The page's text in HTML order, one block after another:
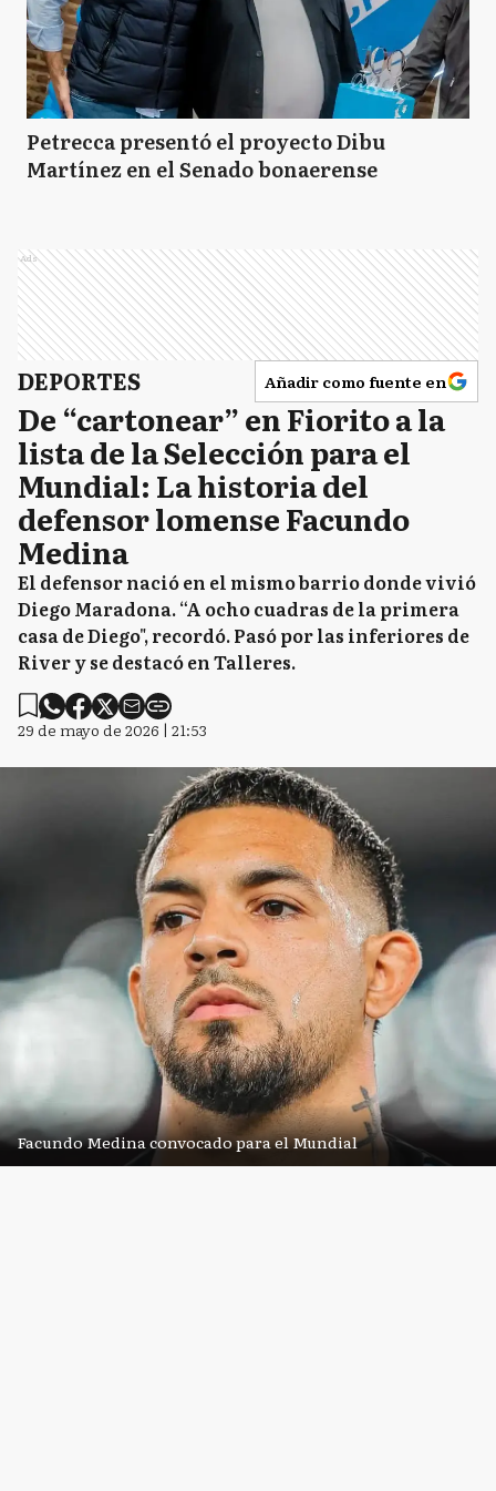
Petrecca presentó el proyecto Dibu
Martínez en el Senado bonaerense
Ads
DEPORTES Añadir como fuente en
De “cartonear” en Fiorito a la
lista de la Selección para el
Mundial: La historia del
defensor lomense Facundo
Medina
El defensor nació en el mismo barrio donde vivió
Diego Maradona. “A ocho cuadras de la primera
casa de Diego", recordó. Pasó por las inferiores de
River y se destacó en Talleres.
29 de mayo de 2026 | 21:53
Facundo Medina convocado para el Mundial